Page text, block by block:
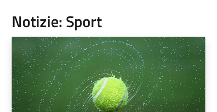
Notizie: Sport